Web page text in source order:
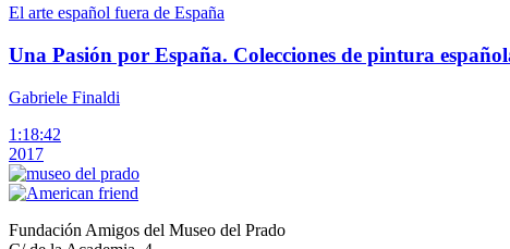
El arte español fuera de España
Una Pasión por España. Colecciones de pintura
Gabriele Finaldi
1:18:42
2017
Fundación Amigos del Museo del Prado